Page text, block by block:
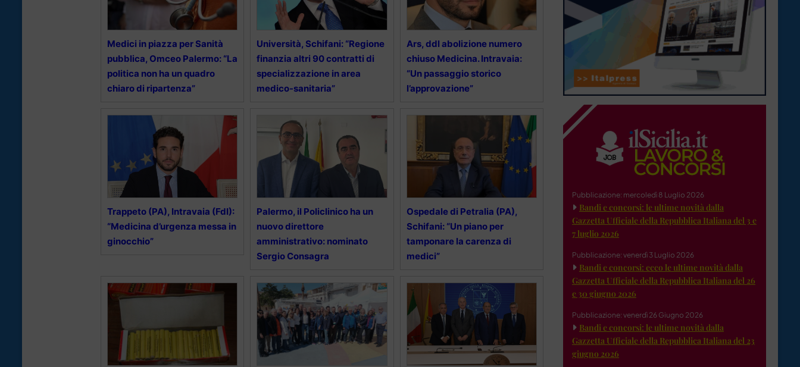
Medici in piazza per Sanità
pubblica, Omceo Palermo: “La
politica non ha un quadro
chiaro di ripartenza”
Università, Schifani: “Regione
finanzia altri 90 contratti di
specializzazione in area
medico-sanitaria”
Ars, ddl abolizione numero
chiuso Medicina. Intravaia:
“Un passaggio storico
l’approvazione”
Trappeto (PA), Intravaia (FdI):
“Medicina d’urgenza messa in
ginocchio”
Palermo, il Policlinico ha un
nuovo direttore
amministrativo: nominato
Sergio Consagra
Ospedale di Petralia (PA),
Schifani: “Un piano per
tamponare la carenza di
medici”
Pubblicazione: mercoledì 8 Luglio 2026
Bandi e concorsi: le ultime novità dalla
Gazzetta Ufficiale della Repubblica Italiana del 3 e
7 luglio 2026
Pubblicazione: venerdì 3 Luglio 2026
Bandi e concorsi: ecco le ultime novità dalla
Gazzetta Ufficiale della Repubblica Italiana del 26
e 30 giugno 2026
Pubblicazione: venerdì 26 Giugno 2026
Bandi e concorsi: le ultime novità dalla
Gazzetta Ufficiale della Repubblica Italiana del 23
giugno 2026